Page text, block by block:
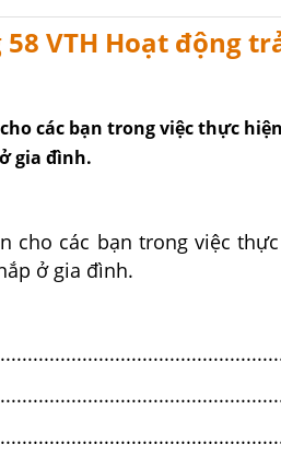
VTH Hoạt động
các bạn trong việc thực
gia đình.
cho các bạn trong việc
ở gia đình.